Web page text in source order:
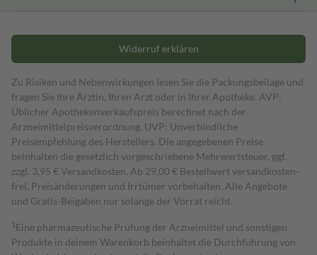
Widerruf erklären
Zu Risiken und Nebenwirkungen lesen Sie die Packungsbeilage und
fragen Sie Ihre Ärztin, Ihren Arzt oder in Ihrer Apotheke. AVP:
Üblicher Apothekenverkaufspreis berechnet nach der
Arzneimittelpreisverordnung. UVP: Unverbindliche
Preisempfehlung des Herstellers. Die angegebenen Preise
beinhalten die gesetzlich vorgeschriebene Mehrwertsteuer, ggf.
zzgl. 3,95 € Versandkosten. Ab 29,00 € Bestell­wert versand­kosten­
frei. Preisänderungen und Irrtümer vorbehalten. Alle Angebote
und Gratis-Beigaben nur solange der Vorrat reicht.
1 Eine pharmazeutische Prüfung der Arzneimittel und sonstigen
Produkte in deinem Warenkorb beinhaltet die Durchführung von